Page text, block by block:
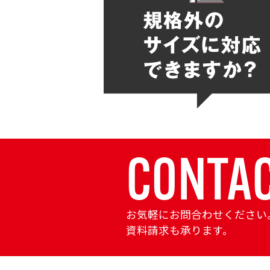
お気軽にお問合わせください
資料請求も承ります。